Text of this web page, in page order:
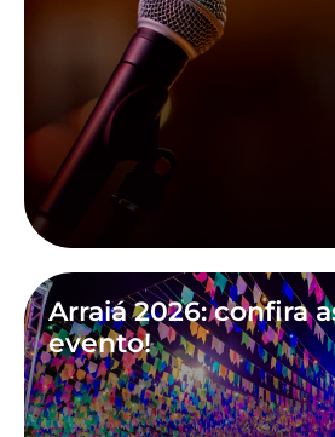
Arraiá 2026: confira
evento!